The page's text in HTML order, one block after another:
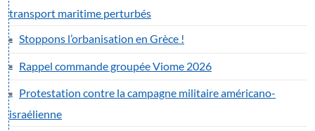
transport maritime perturbés
Stoppons l’orbanisation en Grèce !
Rappel commande groupée Viome 2026
Protestation contre la campagne militaire américano-
israélienne